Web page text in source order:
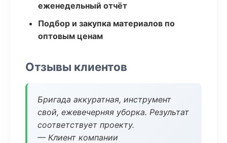
еженедельный отчёт
Подбор и закупка материалов по
оптовым ценам
Отзывы клиентов
Бригада аккуратная, инструмент
свой, ежевечерняя уборка. Результат
соответствует проекту.
— Клиент компании